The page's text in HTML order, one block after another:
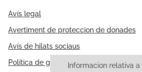
Informacion relativa
Avís legal
Avertiment de proteccion de donades
Avís de hilats sociaus
Política de galetes